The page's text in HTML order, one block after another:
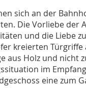
sich an der
Die Vorliebe
und die Liebe
kreierten
aus Holz und nicht
im
eine zum